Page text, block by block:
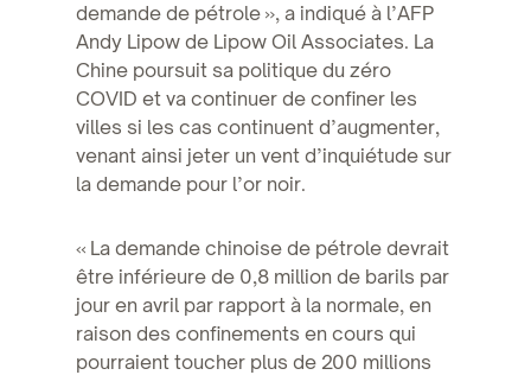
demande de pétrole », a indiqué à l’AFP
Andy Lipow de Lipow Oil Associates. La
Chine poursuit sa politique du zéro
COVID et va continuer de confiner les
villes si les cas continuent d’augmenter,
venant ainsi jeter un vent d’inquiétude sur
la demande pour l’or noir.
« La demande chinoise de pétrole devrait
être inférieure de 0,8 million de barils par
jour en avril par rapport à la normale, en
raison des confinements en cours qui
pourraient toucher plus de 200 millions